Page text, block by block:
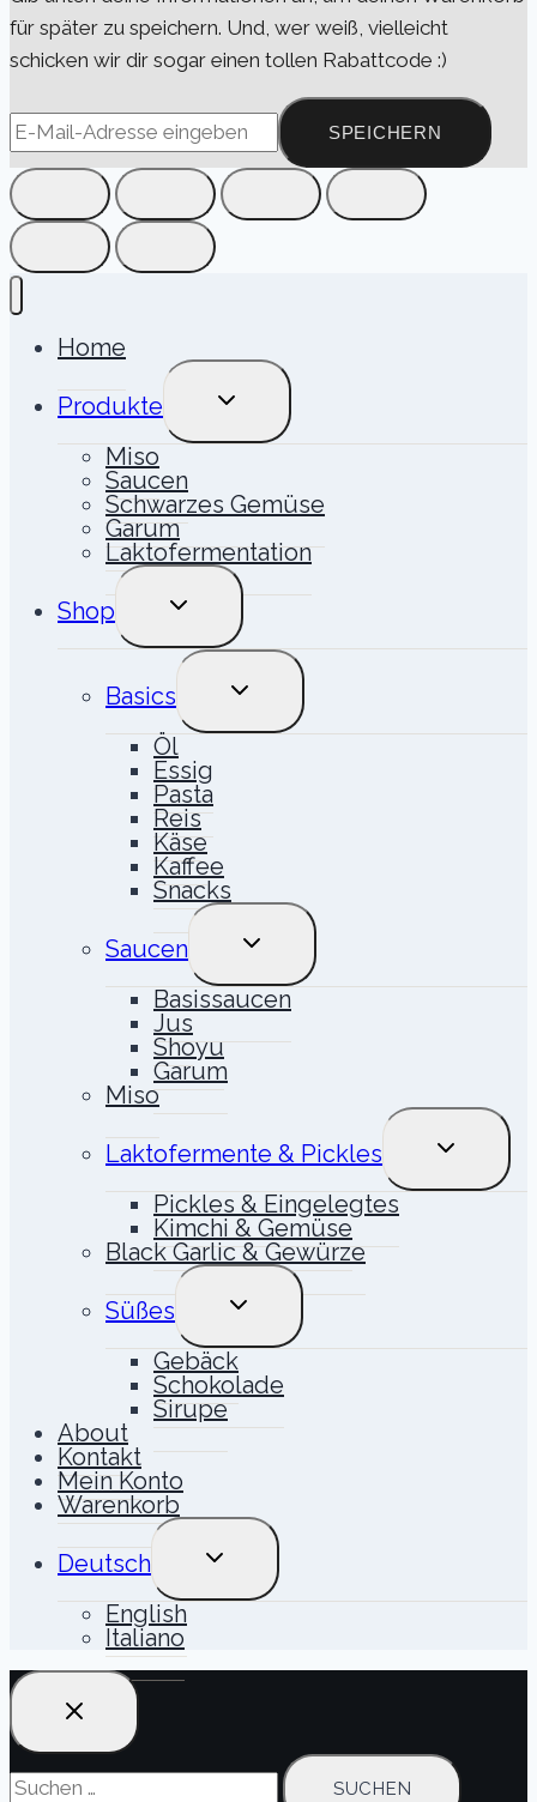
für später zu speichern. Und, wer weiß, vielleicht
schicken wir dir sogar einen tollen Rabattcode :)
SPEICHERN
Home
Produkte
UNTERMENÜ
UMSCHALTEN
Miso
Saucen
Schwarzes Gemüse
Garum
Laktofermentation
Shop
UNTERMENÜ
UMSCHALTEN
Basics
UNTERMENÜ
UMSCHALTEN
Öl
Essig
Pasta
Reis
Käse
Kaffee
Snacks
Saucen
UNTERMENÜ
UMSCHALTEN
Basissaucen
Jus
Shoyu
Garum
Miso
Laktofermente & Pickles
Pickles & Eingelegtes
Kimchi & Gemüse
Black Garlic & Gewürze
Süßes
UNTERMENÜ
UMSCHALTEN
Gebäck
Schokolade
Sirupe
About
Kontakt
Mein Konto
Warenkorb
Deutsch
UNTERMENÜ
UMSCHALTEN
English
Italiano
Suchen